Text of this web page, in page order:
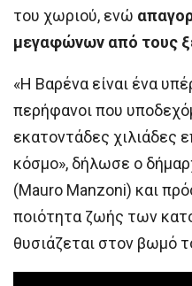
του χωριού, ενώ
μεγαφώνων από τους
«Η Βαρένα είναι ένα
περήφανοι που
εκατοντάδες χιλιάδες
κόσμο», δήλωσε ο
(Mauro Manzoni) και
ποιότητα ζωής των
θυσιάζεται στον βωμό